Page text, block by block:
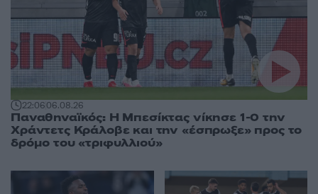
22:0606.08.26
Παναθηναϊκός: Η Μπεσίκτας νίκησε 1-0 την
Χράντετς Κράλοβε και την «έσπρωξε» προς το
δρόμο του «τριφυλλιού»